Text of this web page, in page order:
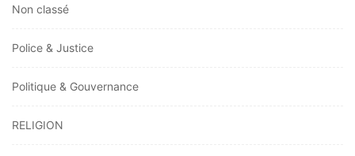
Non classé
Police & Justice
Politique & Gouvernance
RELIGION